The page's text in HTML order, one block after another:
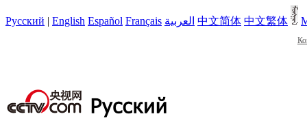
Русский | English Español Français العربية 中文简体 中文繁体